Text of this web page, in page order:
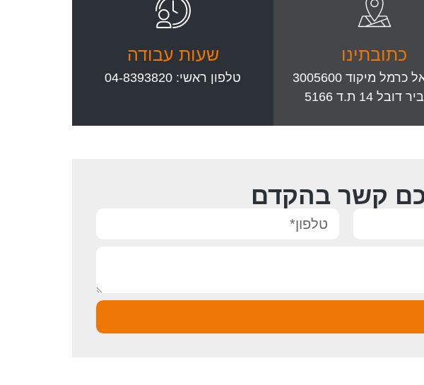
כתובתינו
מיקוד 3005600
14 ת.ד 5166
שעות עבודה
טלפון ראשי: 04-8393820
קשר בהקדם